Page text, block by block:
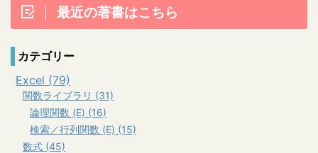
最近の著書はこちら
カテゴリー
Excel (79)
関数ライブラリ (31)
論理関数 (E) (16)
検索／行列関数 (E) (15)
数式 (45)